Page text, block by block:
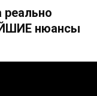
нюансы